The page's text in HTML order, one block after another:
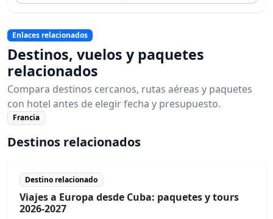
Enlaces relacionados
Destinos, vuelos y paquetes
relacionados
Compara destinos cercanos, rutas aéreas y paquetes
con hotel antes de elegir fecha y presupuesto.
Francia
Destinos relacionados
Destino relacionado
Viajes a Europa desde Cuba: paquetes y tours
2026-2027